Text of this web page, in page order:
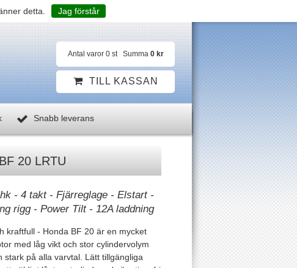
detta. Jag förstår
Antal varor 0 st Summa 0 kr
TILL KASSAN
Snabb leverans
20 LRTU
- 4 takt - Fjärreglage - Elstart -
rigg - Power Tilt - 12A laddning
kraftfull - Honda BF 20 är en mycket
med låg vikt och stor cylindervolym
stark på alla varvtal. Lätt tillgängliga